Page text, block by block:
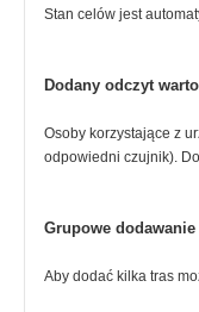
Stan celów jest
Dodany odczyt
Osoby korzystające z
odpowiedni czujnik).
Grupowe
Aby dodać kilka tras